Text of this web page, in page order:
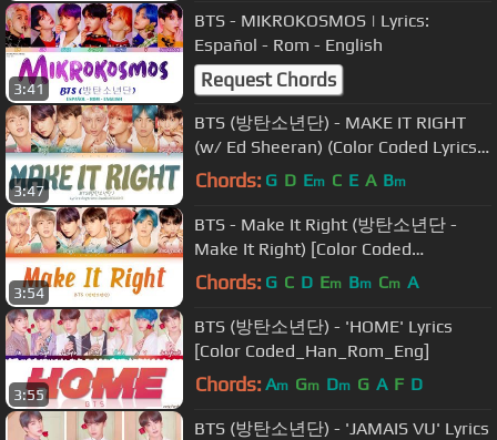
3:41
BTS - MIKROKOSMOS | Lyrics:
Español - Rom - English
Request Chords
3:47
BTS (방탄소년단) - MAKE IT RIGHT
(w/ Ed Sheeran) (Color Coded Lyrics
Eng/Rom/Han/가사)
Chords: G D Em C E A Bm
3:54
BTS - Make It Right (방탄소년단 -
Make It Right) [Color Coded
Lyrics/Han/Rom/Eng/가사]
Chords: G C D Em Bm Cm A
3:55
BTS (방탄소년단) - 'HOME' Lyrics
[Color Coded_Han_Rom_Eng]
Chords: Am Gm Dm G A F D
BTS (방탄소년단) - 'JAMAIS VU' Lyrics